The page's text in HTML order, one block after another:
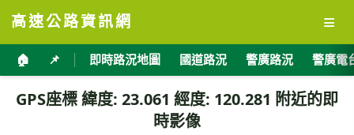
高速公路資訊網 ≡
🏠 📌 即時路況地圖 國道路況 警廣路況 警廣電
GPS座標 緯度: 23.061 經度: 120.281 附近的即
時影像